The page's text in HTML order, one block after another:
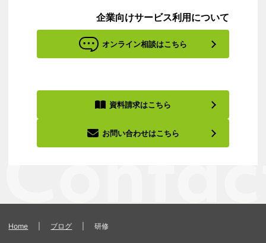
企業向けサービス利用について
オンライン相談はこちら
資料請求はこちら
お問い合わせはこちら
Home ブログ 研修